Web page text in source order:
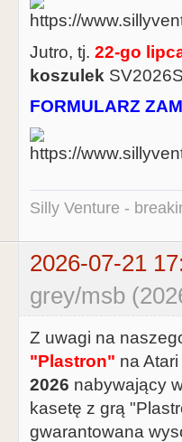
Jutro, tj. 22-go
koszulek
FORMULARZ
Silly Venture -
2026-07-21
grey/msb
Z uwagi na
"Plastron" na
2026 nabywający
kasetę z grą
gwarantowana